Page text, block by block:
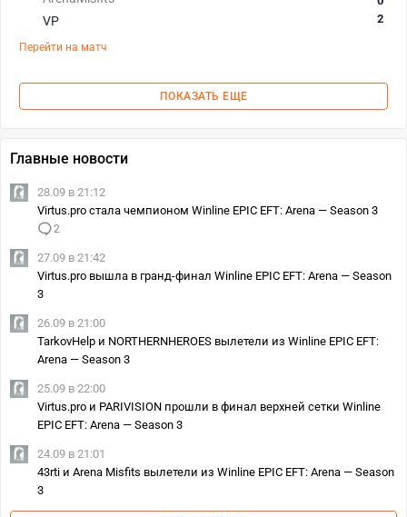
VP
2
Перейти на матч
ПОКАЗАТЬ ЕЩЕ
Главные новости
28.09 в 21:12
Virtus.pro стала чемпионом Winline EPIC EFT: Arena — Season 3
2
27.09 в 21:42
Virtus.pro вышла в гранд-финал Winline EPIC EFT: Arena — Season
3
26.09 в 21:00
TarkovHelp и NORTHERNHEROES вылетели из Winline EPIC EFT:
Arena — Season 3
25.09 в 22:00
Virtus.pro и PARIVISION прошли в финал верхней сетки Winline
EPIC EFT: Arena — Season 3
24.09 в 21:01
43rti и Arena Misfits вылетели из Winline EPIC EFT: Arena — Season
3